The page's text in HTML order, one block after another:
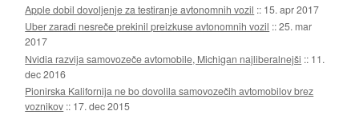
Apple dobil dovoljenje za testiranje avtonomnih vozil :: 15. apr 2017
Uber zaradi nesreče prekinil preizkuse avtonomnih vozil ::25. mar
2017
Nvidia razvija samovozeče avtomobile, Michigan najliberalnejši :: 11.
dec 2016
Pionirska Kalifornija ne bo dovolila samovozečih avtomobilov brez
voznikov :: 17. dec 2015